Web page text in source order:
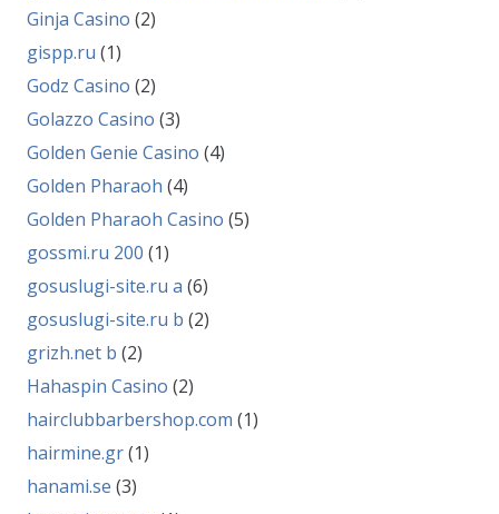
Ginja Casino (2)
gispp.ru (1)
Godz Casino (2)
Golazzo Casino (3)
Golden Genie Casino (4)
Golden Pharaoh (4)
Golden Pharaoh Casino (5)
gossmi.ru 200 (1)
gosuslugi-site.ru a (6)
gosuslugi-site.ru b (2)
grizh.net b (2)
Hahaspin Casino (2)
hairclubbarbershop.com (1)
hairmine.gr(1)
hanami.se (3)